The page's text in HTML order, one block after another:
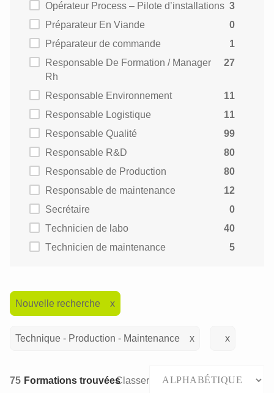
Opérateur Process – Pilote d’installations 3
Préparateur En Viande
0
Préparateur de commande
1
Responsable De Formation / Manager
Rh
27
Responsable Environnement
11
Responsable Logistique
11
Responsable Qualité
99
Responsable R&D
80
Responsable de Production
80
Responsable de maintenance
12
Secrétaire
0
Technicien de labo
40
Technicien de maintenance
5
Nouvelle recherche
Technique - Production - Maintenance
75 Formations trouvéesClasser